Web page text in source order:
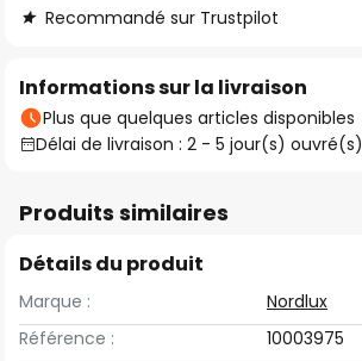
Recommandé sur Trustpilot
Informations sur la livraison
Plus que quelques articles disponibles
Délai de livraison : 2 - 5 jour(s) ouvré(s)
Produits similaires
Détails du produit
Marque :
Nordlux
Référence :
10003975